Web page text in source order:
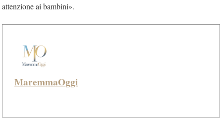
attenzione ai bambini».
MaremmaOggi